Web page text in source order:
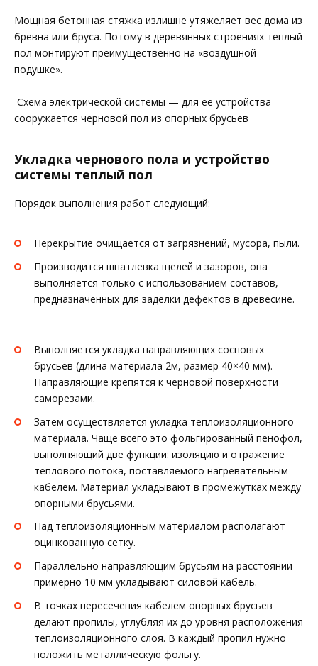
Мощная бетонная стяжка излишне утяжеляет вес дома из
бревна или бруса. Потому в деревянных строениях теплый
пол монтируют преимущественно на «воздушной
подушке».
Схема электрической системы — для ее устройства
сооружается черновой пол из опорных брусьев
Укладка чернового пола и устройство
системы теплый пол
Порядок выполнения работ следующий:
Перекрытие очищается от загрязнений, мусора, пыли.
Производится шпатлевка щелей и зазоров, она
выполняется только с использованием составов,
предназначенных для заделки дефектов в древесине.
Выполняется укладка направляющих сосновых
брусьев (длина материала 2м, размер 40×40 мм).
Направляющие крепятся к черновой поверхности
саморезами.
Затем осуществляется укладка теплоизоляционного
материала. Чаще всего это фольгированный пенофол,
выполняющий две функции: изоляцию и отражение
теплового потока, поставляемого нагревательным
кабелем. Материал укладывают в промежутках между
опорными брусьями.
Над теплоизоляционным материалом располагают
оцинкованную сетку.
Параллельно направляющим брусьям на расстоянии
примерно 10 мм укладывают силовой кабель.
В точках пересечения кабелем опорных брусьев
делают пропилы, углубляя их до уровня расположения
теплоизоляционного слоя. В каждый пропил нужно
положить металлическую фольгу.